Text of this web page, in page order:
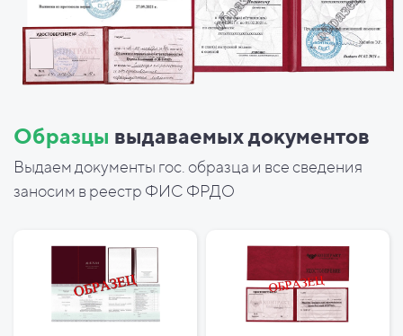
Образцы выдаваемых документов
Выдаем документы гос. образца и все сведения
заносим в реестр ФИС ФРДО